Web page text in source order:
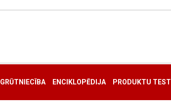
GRŪTNIECĪBA ENCIKLOPĒDIJA PRODUKTU TESTI